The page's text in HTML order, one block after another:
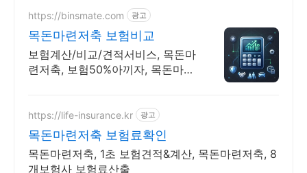
https://binsmate.com 광고
목돈마련저축 보험비교
보험계산/비교/견적서비스, 목돈마
련저축, 보험50%아끼자, 목돈마련
이 먼저!
https://life-insurance.kr 광고
목돈마련저축 보험료확인
목돈마련저축, 1초 보험견적&계산, 목돈마련저축, 8
개보험사 보험료산출